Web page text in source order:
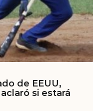
de EEUU,
si estará